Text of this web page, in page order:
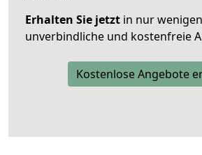
Erhalten Sie jetzt in nur
unverbindliche und kostenfreie
Kostenlose Angebote